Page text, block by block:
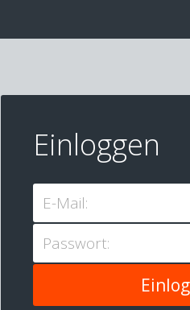
Einloggen
E-Mail:
Passwort: